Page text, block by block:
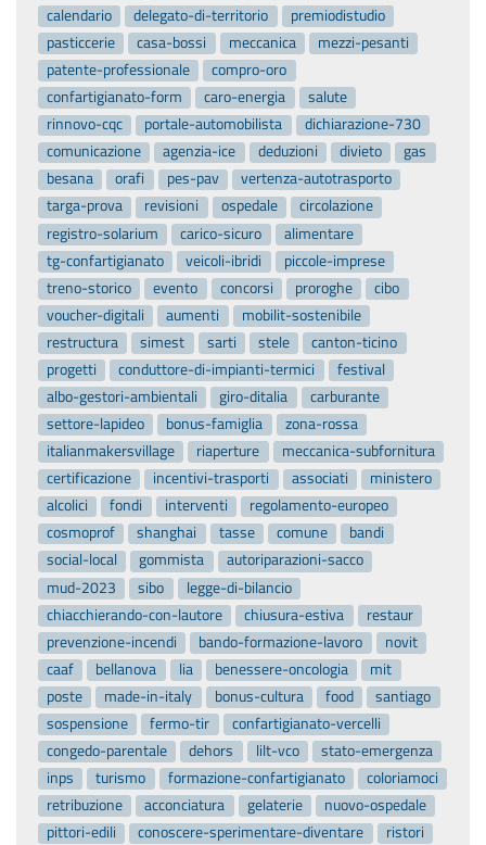
calendario
delegato-di-territorio
premiodistudio
pasticcerie
casa-bossi meccanica
mezzi-pesanti
patente-professionale
compro-oro
confartigianato-form
caro-energia
salute
rinnovo-cqc
portale-automobilista
dichiarazione-730
comunicazione
agenzia-ice deduzioni divieto
gas
besana
orafi pes-pav
vertenza-autotrasporto
targa-prova
revisioni ospedale
circolazione
registro-solarium
carico-sicuro
alimentare
tg-confartigianato
veicoli-ibridi
piccole-imprese
treno-storico
evento concorsi proroghe
cibo
voucher-digitali
aumenti
mobilit-sostenibile
restructura
simest sarti stele
canton-ticino
progetti
conduttore-di-impianti-termici
festival
albo-gestori-ambientali
giro-ditalia
carburante
settore-lapideo
bonus-famiglia
zona-rossa
italianmakersvillage
riaperture
meccanica-subfornitura
certificazione
incentivi-trasporti associati
ministero
alcolici
fondi interventi
regolamento-europeo
cosmoprof
shanghai tasse comune
bandi
social-local
gommista
autoriparazioni-sacco
mud-2023
sibo
legge-di-bilancio
chiacchierando-con-lautore
chiusura-estiva
restaur
prevenzione-incendi
bando-formazione-lavoro
novit
caaf
bellanova lia benessere-oncologia
mit
poste
made-in-italy bonus-cultura food
santiago
sospensione
fermo-tir
confartigianato-vercelli
congedo-parentale
dehors lilt-vco
stato-emergenza
inps
turismo formazione-confartigianato
coloriamoci
retribuzione
acconciatura gelaterie
nuovo-ospedale
pittori-edili
conoscere-sperimentare-diventare
ristori